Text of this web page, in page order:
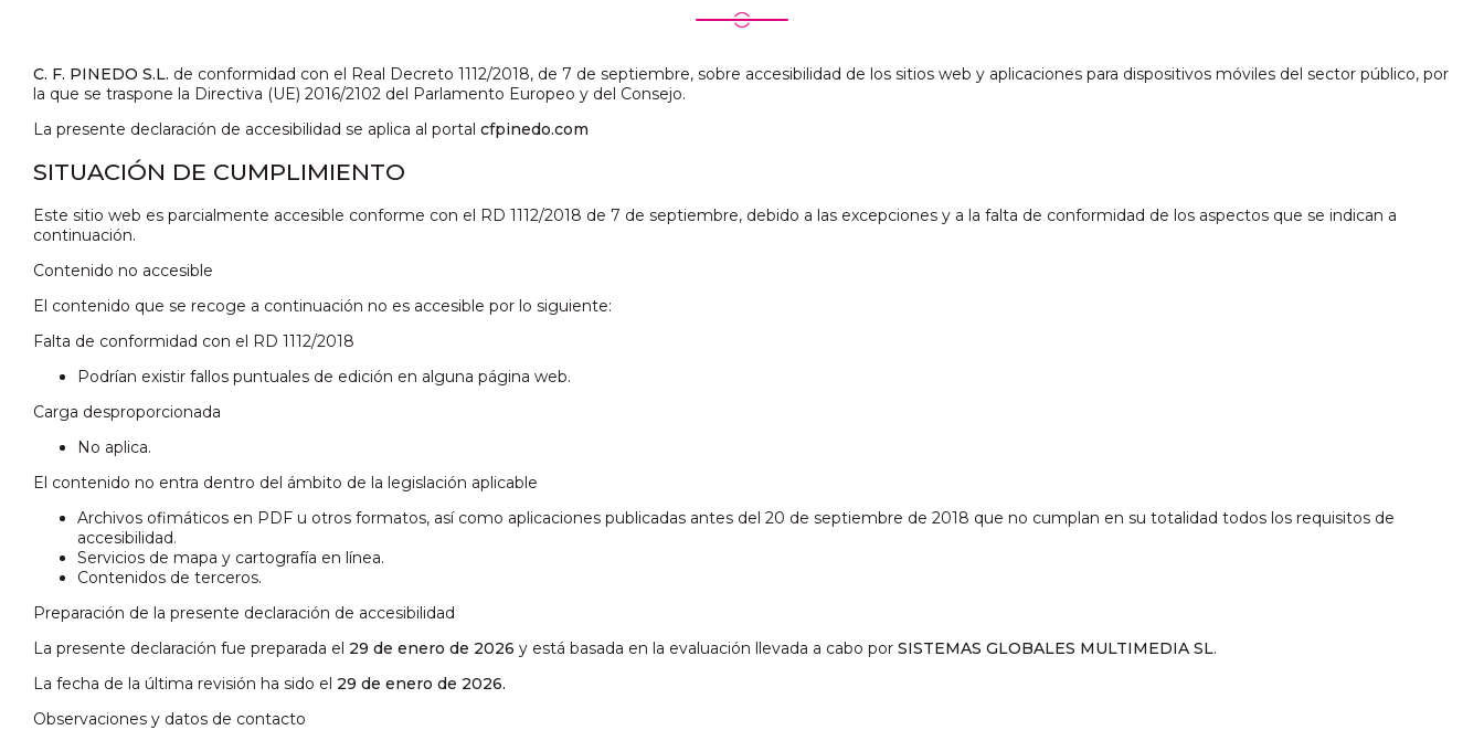
C. F. PINEDO S.L. de conformidad con el Real Decreto 1112/2018, de 7 de septiembre, sobre accesibilidad de los sitios web y aplicaciones para dispositivos móviles del sector público, por
la que se traspone la Directiva (UE) 2016/2102 del Parlamento Europeo y del Consejo.
La presente declaración de accesibilidad se aplica al portal cfpinedo.com
SITUACIÓN DE CUMPLIMIENTO
Este sitio web es parcialmente accesible conforme con el RD 1112/2018 de 7 de septiembre, debido a las excepciones y a la falta de conformidad de los aspectos que se indican a
continuación.
Contenido no accesible
El contenido que se recoge a continuación no es accesible por lo siguiente:
Falta de conformidad con el RD 1112/2018
Podrían existir fallos puntuales de edición en alguna página web.
Carga desproporcionada
No aplica.
El contenido no entra dentro del ámbito de la legislación aplicable
Archivos ofimáticos en PDF u otros formatos, así como aplicaciones publicadas antes del 20 de septiembre de 2018 que no cumplan en su totalidad todos los requisitos de
accesibilidad.
Servicios de mapa y cartografía en línea.
Contenidos de terceros.
Preparación de la presente declaración de accesibilidad
La presente declaración fue preparada el 29 de enero de 2026 y está basada en la evaluación llevada a cabo por SISTEMAS GLOBALES MULTIMEDIA SL.
La fecha de la última revisión ha sido el 29 de enero de 2026.
Observaciones y datos de contacto